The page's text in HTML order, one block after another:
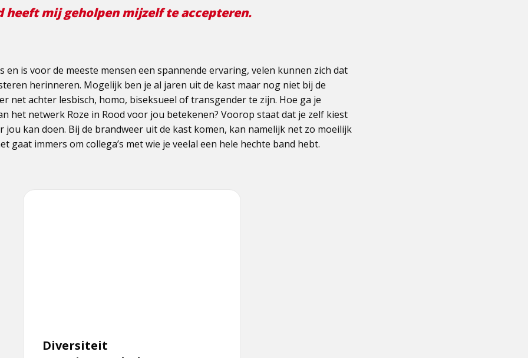
heeft mij geholpen mijzelf te accepteren.
en is voor de meeste mensen een spannende ervaring, velen kunnen zich dat
herinneren. Mogelijk ben je al jaren uit de kast maar nog niet bij de
net achter lesbisch, homo, biseksueel of transgender te zijn. Hoe ga je
het netwerk Roze in Rood voor jou betekenen? Voorop staat dat je zelf kiest
jou kan doen. Bij de brandweer uit de kast komen, kan namelijk net zo moeilijk
gaat immers om collega’s met wie je veelal een hele hechte band hebt.
Diversiteit
Lees